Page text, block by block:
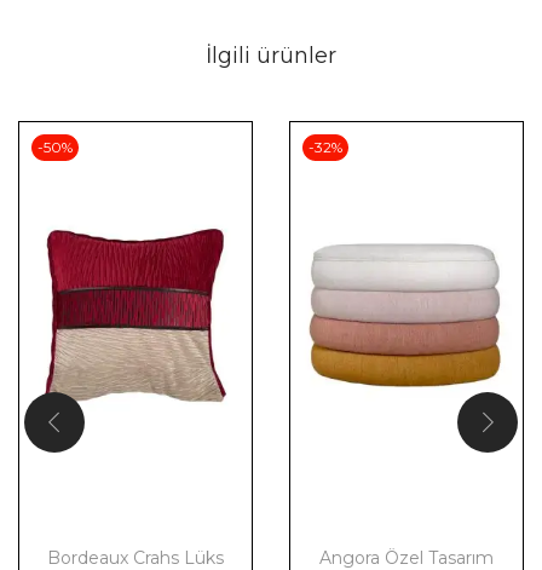
İlgili ürünler
-50%
Bordeaux Crahs Lüks
-32%
Angora Özel Tasarım